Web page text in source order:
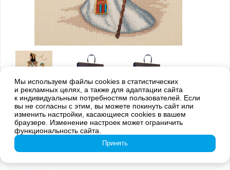
Мы используем файлы cookies в статистических
и рекламных целях, а также для адаптации сайта
к индивидуальным потребностям пользователей. Если
вы не согласны с этим, вы можете покинуть сайт или
изменить настройки, касающиеся cookies в вашем
браузере. Изменение настроек может ограничить
функциональность сайта.
Принять